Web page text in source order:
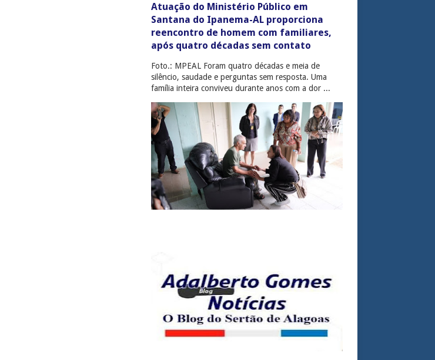
Atuação do Ministério Público em
Santana do Ipanema-AL proporciona
reencontro de homem com familiares,
após quatro décadas sem contato
Foto.: MPEAL Foram quatro décadas e meia de
silêncio, saudade e perguntas sem resposta. Uma
família inteira conviveu durante anos com a dor ...